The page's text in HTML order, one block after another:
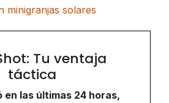
minigranjas solares
Tu ventaja
táctica
en las últimas 24 horas,